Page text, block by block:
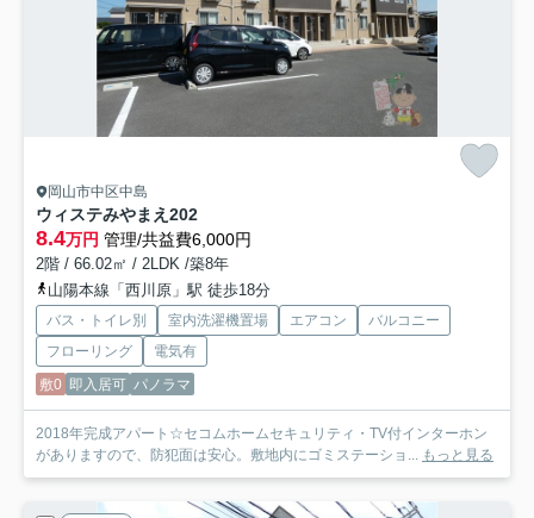
岡山市中区中島
ウィステみやまえ 202
8.4万円 管理/共益費6,000円
2階 / 66.02㎡ / 2LDK /築8年
山陽本線「西川原」駅 徒歩18分
バス・トイレ別 室内洗濯機置場 エアコン
バルコニー
フローリング
電気有
敷0 即入居可 パノラマ
2018年完成アパート☆セコムホームセキュリティ・TV付インターホン
がありますので、防犯面は安心。敷地内にゴミステーショ...
もっと見る